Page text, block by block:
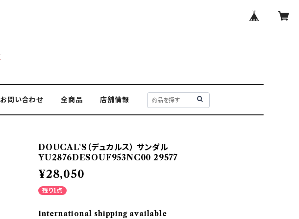
お問い合わせ 全商品 店舗情報
DOUCAL'S（デュカルス） サンダル
YU2876DESOUF953NC00 29577
¥28,050
残り1点
International shipping available